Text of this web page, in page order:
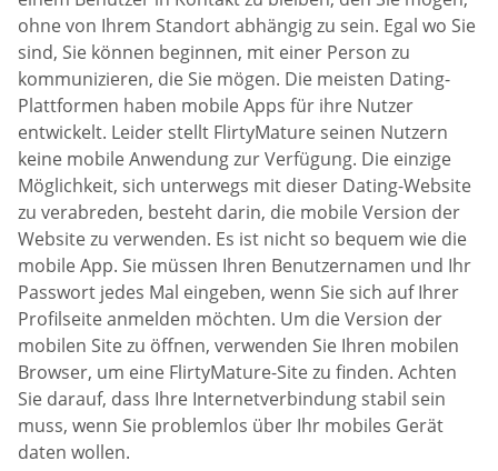
ohne von Ihrem Standort abhängig zu sein. Egal wo Sie
sind, Sie können beginnen, mit einer Person zu
kommunizieren, die Sie mögen. Die meisten Dating-
Plattformen haben mobile Apps für ihre Nutzer
entwickelt. Leider stellt FlirtyMature seinen Nutzern
keine mobile Anwendung zur Verfügung. Die einzige
Möglichkeit, sich unterwegs mit dieser Dating-Website
zu verabreden, besteht darin, die mobile Version der
Website zu verwenden. Es ist nicht so bequem wie die
mobile App. Sie müssen Ihren Benutzernamen und Ihr
Passwort jedes Mal eingeben, wenn Sie sich auf Ihrer
Profilseite anmelden möchten. Um die Version der
mobilen Site zu öffnen, verwenden Sie Ihren mobilen
Browser, um eine FlirtyMature-Site zu finden. Achten
Sie darauf, dass Ihre Internetverbindung stabil sein
muss, wenn Sie problemlos über Ihr mobiles Gerät
daten wollen.